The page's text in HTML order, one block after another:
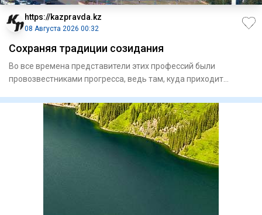
https://kazpravda.kz
08 Августа 2026 00:32
Сохраняя традиции созидания
Во все времена представители этих профессий были
провозвестниками прогресса, ведь там, куда приходит